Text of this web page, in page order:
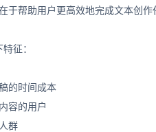
帮助用户更高效地完成文本创
征：
的时间成本
容的用户
群